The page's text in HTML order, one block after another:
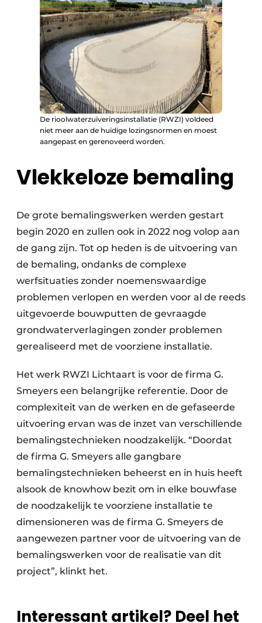
De rioolwaterzuiveringsinstallatie (RWZI) voldeed
niet meer aan de huidige lozingsnormen en moest
aangepast en gerenoveerd worden.
Vlekkeloze bemaling
De grote bemalingswerken werden gestart
begin 2020 en zullen ook in 2022 nog volop aan
de gang zijn. Tot op heden is de uitvoering van
de bemaling, ondanks de complexe
werfsituaties zonder noemenswaardige
problemen verlopen en werden voor al de reeds
uitgevoerde bouwputten de gevraagde
grondwaterverlagingen zonder problemen
gerealiseerd met de voorziene installatie.
Het werk RWZI Lichtaart is voor de firma G.
Smeyers een belangrijke referentie. Door de
complexiteit van de werken en de gefaseerde
uitvoering ervan was de inzet van verschillende
bemalingstechnieken noodzakelijk. “Doordat
de firma G. Smeyers alle gangbare
bemalingstechnieken beheerst en in huis heeft
alsook de knowhow bezit om in elke bouwfase
de noodzakelijk te voorziene installatie te
dimensioneren was de firma G. Smeyers de
aangewezen partner voor de uitvoering van de
bemalingswerken voor de realisatie van dit
project”, klinkt het.
Interessant artikel? Deel het